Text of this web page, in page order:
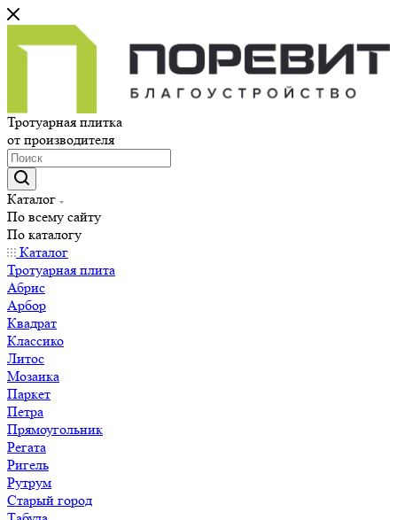
Тротуарная плитка
от производителя
Каталог
По всему сайту
По каталогу
Каталог
Тротуарная плита
Абрис
Арбор
Квадрат
Классико
Литос
Мозаика
Паркет
Петра
Прямоугольник
Регата
Ригель
Рутрум
Старый город